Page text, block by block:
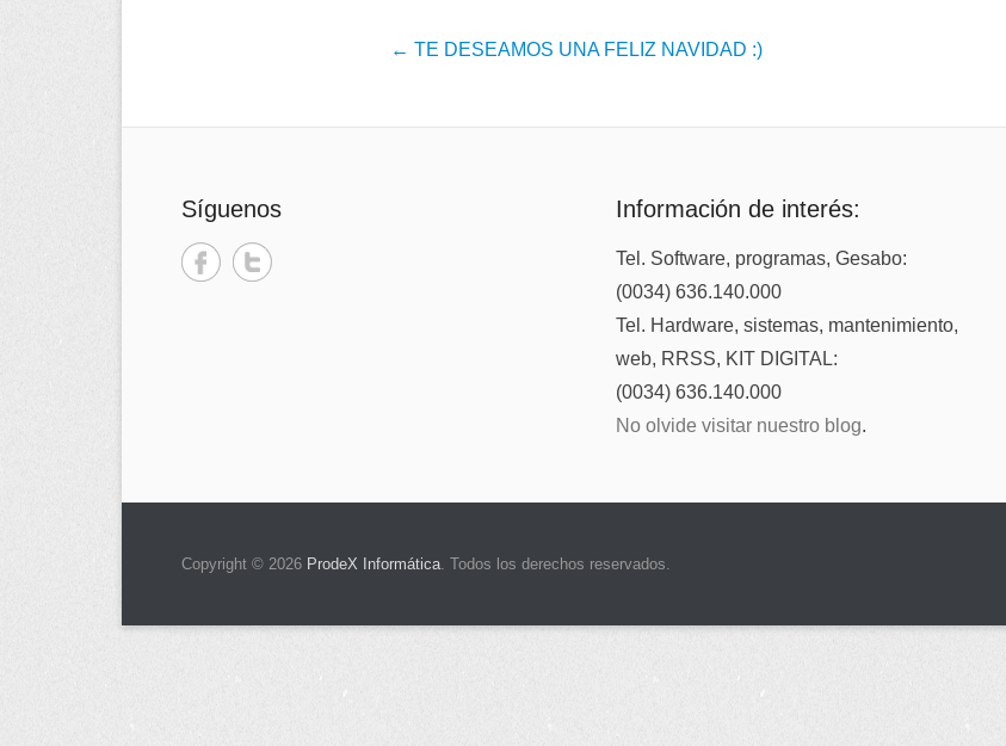
Post navigation
← TE DESEAMOS UNA FELIZ NAVIDAD :)
Síguenos Información de interés:
Tel. Software, programas, Gesabo:
(0034) 636.140.000
Tel. Hardware, sistemas, mantenimiento,
web, RRSS, KIT DIGITAL:
(0034) 636.140.000
No olvide visitar nuestro blog.
Copyright © 2026 ProdeX Informática. Todos los derechos reservados.